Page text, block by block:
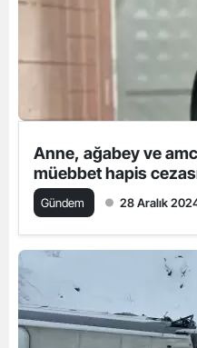
Anne, ağabey ve
müebbet hapis
Gündem 28 Aralık